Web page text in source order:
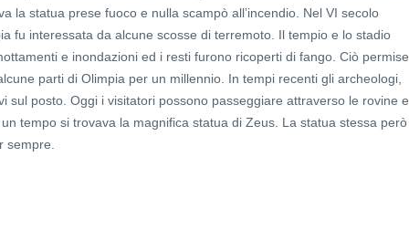
la statua prese fuoco e nulla scampò all’incendio. Nel VI secolo
fu interessata da alcune scosse di terremoto. Il tempio e lo stadio
e inondazioni ed i resti furono ricoperti di fango. Ciò permise
parti di Olimpia per un millennio. In tempi recenti gli archeologi,
sul posto. Oggi i visitatori possono passeggiare attraverso le rovine e
tempo si trovava la magnifica statua di Zeus. La statua stessa però
sempre.